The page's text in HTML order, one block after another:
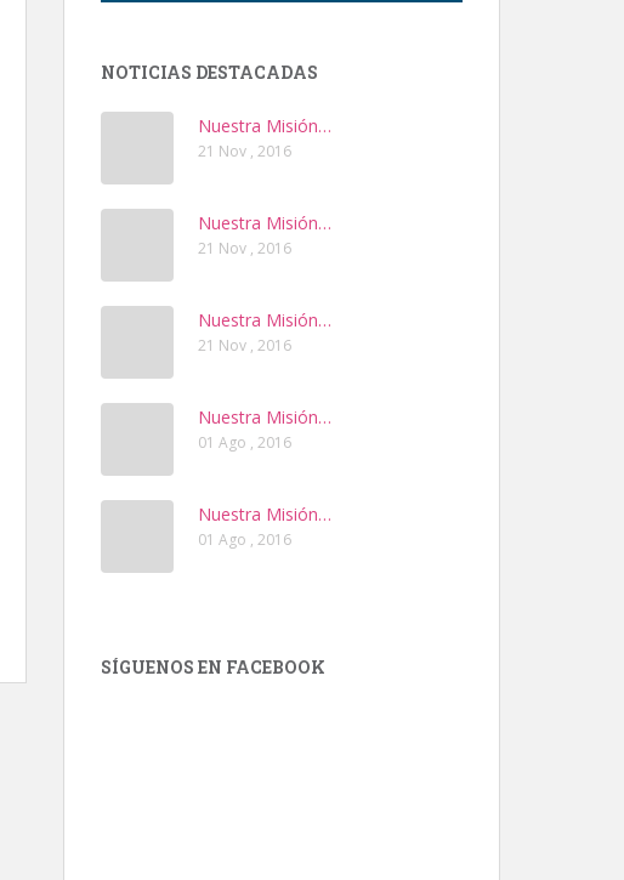
NOTICIAS DESTACADAS
Nuestra Misión…
21 Nov , 2016
Nuestra Misión…
21 Nov , 2016
Nuestra Misión…
21 Nov , 2016
Nuestra Misión…
01 Ago , 2016
Nuestra Misión…
01 Ago , 2016
SÍGUENOS EN FACEBOOK